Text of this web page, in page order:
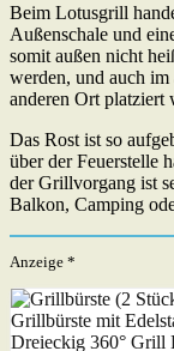
Beim Lotusgrill
Außenschale und
somit außen nicht
werden, und auch im
anderen Ort platziert
Das Rost ist so
über der Feuerstelle
der Grillvorgang ist
Balkon, Camping
Anzeige *